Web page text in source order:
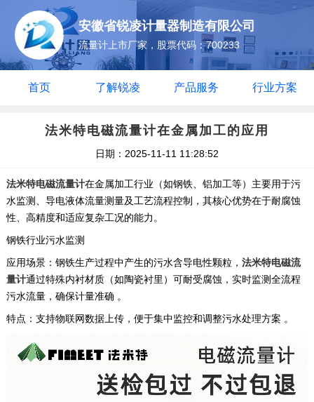
安徽省锐凌计量器制造有限公司
流量计上市厂家，股票代码：700233
首页 了解锐凌 产品服务 行业方案
法米特电磁流量计在金属加工的应用
日期：2025-11-11 11:28:52
法米特电磁流量计在金属加工行业（如钢铁、铝加工等）主要用于污
水监测、导电液体流量测量及工艺流程控制，其核心优势在于耐腐蚀
性、高精度和适应复杂工况的能力。
钢铁行业污水监测
应用场景：钢铁生产过程中产生的污水含导电性颗粒， 法米特电磁流
量计通过特殊内衬材质（如陶瓷衬里）可耐受腐蚀，实时监测全流程
污水流量，确保计量准确 。 ‌
特点：支持物联网数据上传，便于集中监控和调整污水处理方案 。 ‌